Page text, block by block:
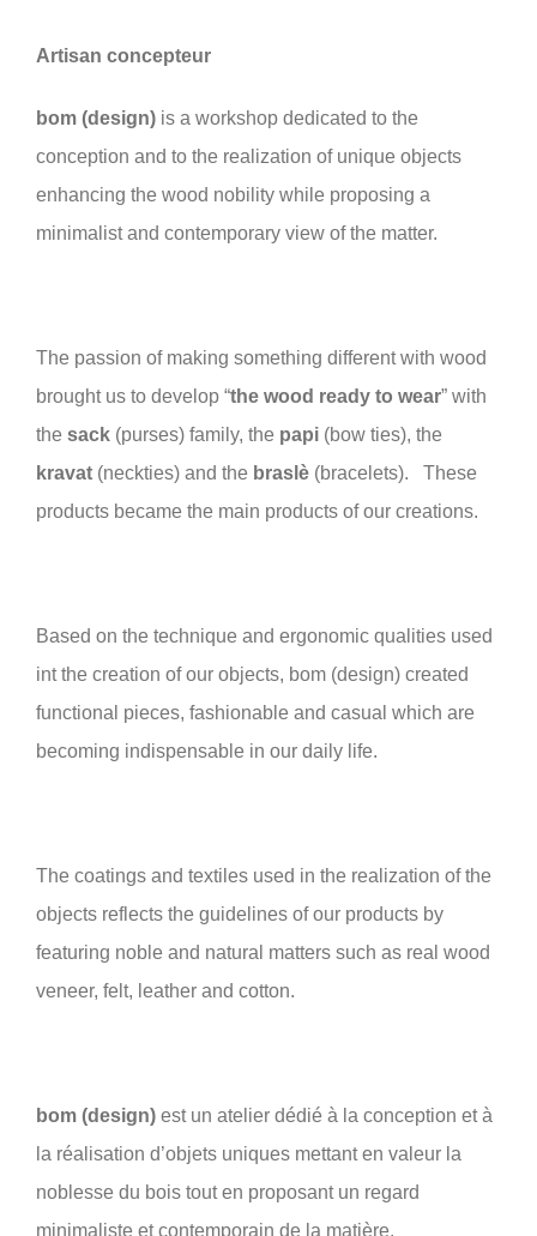
Artisan concepteur
bom (design)is a workshop dedicated to the
conception and to the realization of unique objects
enhancing the wood nobility while proposing a
minimalist and contemporary view of the matter.
The passion of making something different with wood
brought us to develop “the wood ready to wear” with
the sack(purses) family, the papi (bow ties), the
kravat (neckties) and the braslè(bracelets). These
products became the main products of our creations.
Based on the technique and ergonomic qualities used
int the creation of our objects, bom (design) created
functional pieces, fashionable and casual which are
becoming indispensable in our daily life.
The coatings and textiles used in the realization of the
objects reflects the guidelines of our products by
featuring noble and natural matters such as real wood
veneer, felt, leather and cotton.
bom (design)est un atelier dédié à la conception et à
la réalisation d’objets uniques mettant en valeur la
noblesse du bois tout en proposant un regard
minimaliste et contemporain de la matière.